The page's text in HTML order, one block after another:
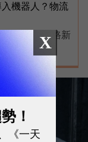
機器人？物流
冠揭密好網路新
X
！
《一天